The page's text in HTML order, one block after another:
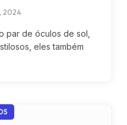
2024
par de óculos de sol,
eles também